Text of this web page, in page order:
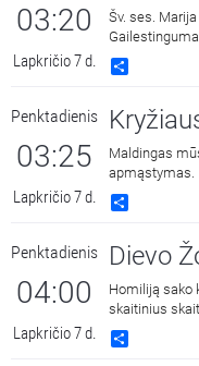
pagal šv.
03:20
Lapkričio 7 d.
Šv. ses.
„Katalikų
Penktadienis
03:25
Lapkričio 7 d.
Maldingas
apmąstymas.
Penktadienis
04:00
Lapkričio 7 d.
Dievo
Homiliją sako
skaitinius